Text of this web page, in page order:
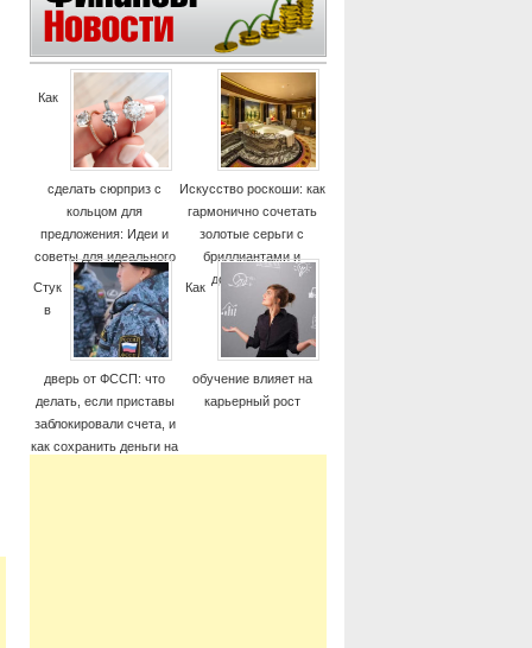
Как
сделать сюрприз с
кольцом для
предложения: Идеи и
советы для идеального
момента
Искусство роскоши: как
гармонично сочетать
золотые серьги с
бриллиантами и
дорогие часы
Стук
в
дверь от ФССП: что
делать, если приставы
заблокировали счета, и
как сохранить деньги на
Как
обучение влияет на
карьерный рост